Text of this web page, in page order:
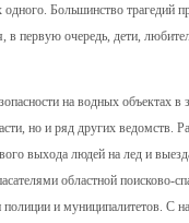
Большинство трагедий
в первую очередь, дети,
на водных объектах в
но и ряд других ведомств.
выхода людей на лед и
областной поисково-
и муниципалитетов. С